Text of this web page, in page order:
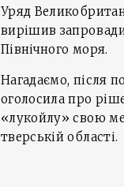
Уряд
вирішив
Північного моря.
Нагадаємо, після
оголосила про
«лукойлу» свою
тверській області.